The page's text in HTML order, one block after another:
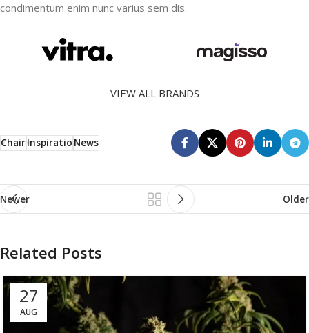
condimentum enim nunc varius sem dis.
VIEW ALL BRANDS
ChairInspiratioNews
Newer Older
Related Posts
27
AUG